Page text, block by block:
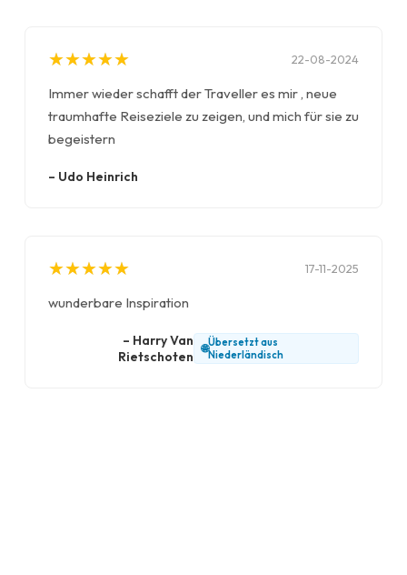
★
★★
★★
★★
★★
★ 22-08-2024
Immer wieder schafft der Traveller es mir , neue
traumhafte Reiseziele zu zeigen, und mich für sie zu
begeistern
– Udo Heinrich
★
★★
★★
★★
★★
★ 17-11-2025
wunderbare Inspiration
– Harry Van
Rietschoten
🌐Übersetzt aus
Niederländisch